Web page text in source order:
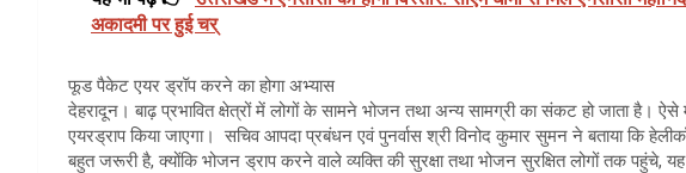
अकादमी पर हुई चर्
फूड पैकेट एयर ड्रॉप करने का होगा अभ्यास
देहरादून। बाढ़ प्रभावित क्षेत्रों में लोगों के सामने भोजन तथा अन्य सामग्री का संकट हो जाता है।
एयरड्राप किया जाएगा। सचिव आपदा प्रबंधन एवं पुनर्वास श्री विनोद कुमार सुमन ने बताया कि
बहुत जरूरी है, क्योंकि भोजन ड्राप करने वाले व्यक्ति की सुरक्षा तथा भोजन सुरक्षित लोगों तक